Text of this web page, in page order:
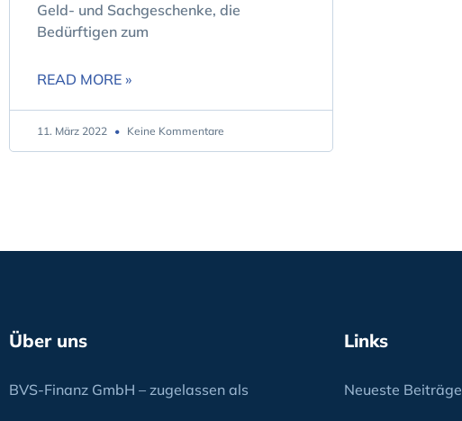
Geld- und Sachgeschenke, die
Bedürftigen zum
READ MORE »
11. März 2022 Keine Kommentare
Über uns
BVS-Finanz GmbH – zugelassen als
Links
Neueste Beiträge